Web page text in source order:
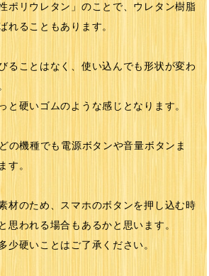
ポリウレタン」のことで、ウレタン樹脂
れることもあります。
ることはなく、使い込んでも形状が変わ
と硬いゴムのような感じとなります。
の機種でも電源ボタンや音量ボタンま
す。
材のため、スマホのボタンを押し込む時
思われる場合もあるかと思います。
少硬いことはご了承ください。